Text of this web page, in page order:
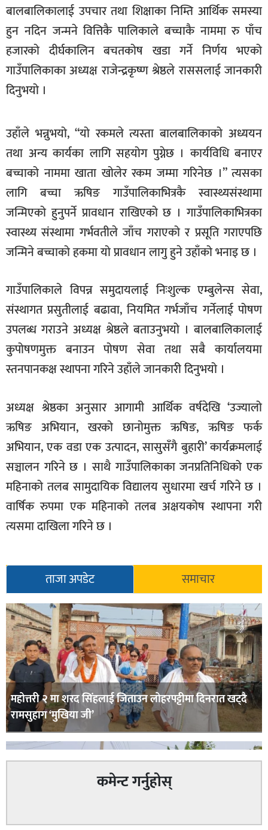
अर्थ
खेलकुद
मनोरञ्जन
फोटो
/
अन्य
समाज
शिक्षा
विचार
स्वास्थ्य
बालबालिकालाई उपचार तथा शिक्षाका निम्ति आर्थिक समस्या
हुन नदिन जन्मने वित्तिकै पालिकाले बच्चाकै नाममा रु पाँच
हजारको दीर्घकालिन बचतकोष खडा गर्ने निर्णय भएको
गाउँपालिकाका अध्यक्ष राजेन्द्रकृष्ण श्रेष्ठले राससलाई जानकारी
दिनुभयो ।
उहाँले भन्नुभयो, “यो रकमले त्यस्ता बालबालिकाको अध्ययन
तथा अन्य कार्यका लागि सहयोग पुग्नेछ । कार्यविधि बनाएर
बच्चाको नाममा खाता खोलेर रकम जम्मा गरिनेछ ।” त्यसका
लागि बच्चा ऋषिङ गाउँपालिकाभित्रकै स्वास्थ्यसंस्थामा
जन्मिएको हुनुपर्ने प्रावधान राखिएको छ । गाउँपालिकाभित्रका
स्वास्थ्य संस्थामा गर्भवतीले जाँच गराएको र प्रसूति गराएपछि
जन्मिने बच्चाको हकमा यो प्रावधान लागु हुने उहाँको भनाइ छ ।
गाउँपालिकाले विपन्न समुदायलाई निःशुल्क एम्बुलेन्स सेवा,
संस्थागत प्रसुतीलाई बढावा, नियमित गर्भजाँच गर्नेलाई पोषण
उपलब्ध गराउने अध्यक्ष श्रेष्ठले बताउनुभयो । बालबालिकालाई
कुपोषणमुक्त बनाउन पोषण सेवा तथा सबै कार्यालयमा
स्तनपानकक्ष स्थापना गरिने उहाँले जानकारी दिनुभयो ।
अध्यक्ष श्रेष्ठका अनुसार आगामी आर्थिक वर्षदेखि ‘उज्यालो
ऋषिङ अभियान, खरको छानोमुक्त ऋषिङ, ऋषिङ फर्क
अभियान, एक वडा एक उत्पादन, सासुसँगै बुहारी’ कार्यक्रमलाई
सञ्चालन गरिने छ । साथै गाउँपालिकाका जनप्रतिनिधिको एक
महिनाको तलब सामुदायिक विद्यालय सुधारमा खर्च गरिने छ ।
वार्षिक रुपमा एक महिनाको तलब अक्षयकोष स्थापना गरी
त्यसमा दाखिला गरिने छ ।
ताजा अपडेट समाचार
महोत्तरी २ मा शरद सिंहलाई जिताउन लोहरपट्टीमा दिनरात खट्दै
रामसुहाग ‘मुखिया जी’
कमेन्ट गर्नुहोस्